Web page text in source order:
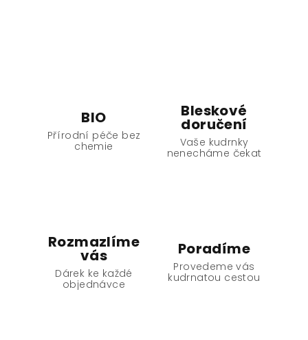
BIO
Přírodní péče bez
chemie
Bleskové
doručení
Vaše kudrnky
nenecháme čekat
Rozmazlíme
vás
Dárek ke každé
objednávce
Poradíme
Provedeme vás
kudrnatou cestou